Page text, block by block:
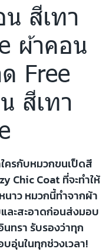
สีเทา
ผ้าคอน
Free
สีเทา
ครกับหมวกขนเป็ดสี
Chic Coat ที่จะทำให้
าว หมวกนี้ทำจากผ้า
ะสะอาดก่อนส่งมอบ
นทรา รับรองว่าทุก
อุ่นในทุกช่วงเวลา!